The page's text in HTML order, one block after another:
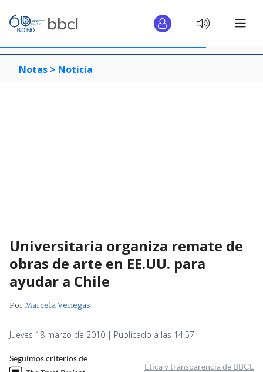
Notas > Noticia
Universitaria organiza remate de
obras de arte en EE.UU. para
ayudar a Chile
PorMarcela Venegas
Jueves 18 marzo de 2010 | Publicado a las 14:57
Seguimos criterios de
Ética y transparencia de BBCL